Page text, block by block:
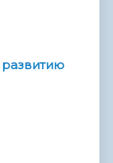
развитию